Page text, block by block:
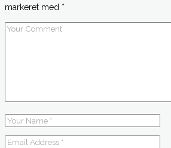
markeret med *